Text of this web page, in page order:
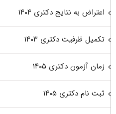
اعتراض به نتایج دکتری ۱۴۰۴
تکمیل ظرفیت دکتری ۱۴۰۳
زمان آزمون دکتری ۱۴۰۵
ثبت نام دکتری ۱۴۰۵